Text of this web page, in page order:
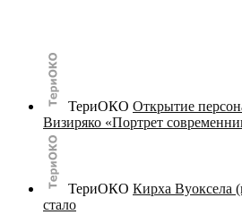
ТериОКО Открытие
Визиряко «Портрет
ТериОКО Кирха Вуоксела
стало